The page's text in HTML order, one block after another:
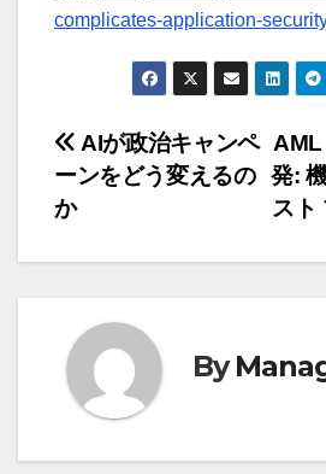
complicates-application-
投
稿
ナ
ゲ
ー
シ
AML
発:
スト
AIが政治キャンペ
ーンをどう変えるの
か
By